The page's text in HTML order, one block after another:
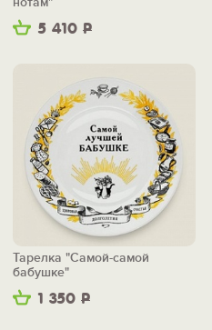
5 410 Р
1 350 Р
Тарелка "Самой-самой
бабушке"